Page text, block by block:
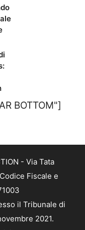
BOTTOM"]
- Via Tata
Fiscale e
il Tribunale di
2021.